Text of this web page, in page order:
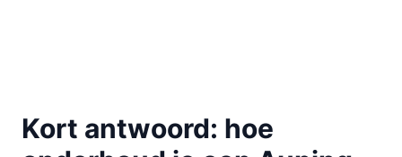
Kort antwoord: hoe